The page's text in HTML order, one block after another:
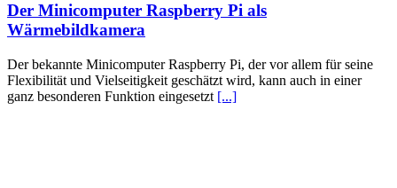
Der Minicomputer Raspberry Pi als
Wärmebildkamera
Der bekannte Minicomputer Raspberry Pi, der vor allem für seine
Flexibilität und Vielseitigkeit geschätzt wird, kann auch in einer
ganz besonderen Funktion eingesetzt [...]